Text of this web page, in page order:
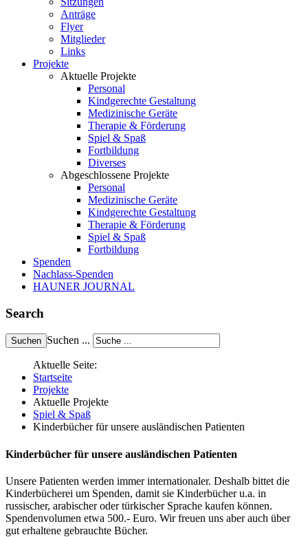
Anträge
Flyer
Mitglieder
Links
Projekte
Aktuelle Projekte
Personal
Kindgerechte Gestaltung
Medizinische Geräte
Therapie & Förderung
Spiel & Spaß
Fortbildung
Diverses
Abgeschlossene Projekte
Personal
Medizinische Geräte
Kindgerechte Gestaltung
Therapie & Förderung
Spiel & Spaß
Fortbildung
Spenden
Nachlass-Spenden
HAUNER JOURNAL
Search
Suchen ...
Aktuelle Seite:
Startseite
Projekte
Aktuelle Projekte
Spiel & Spaß
Kinderbücher für unsere ausländischen Patienten
Kinderbücher für unsere ausländischen Patienten
Unsere Patienten werden immer internationaler. Deshalb bittet die
Kinderbücherei um Spenden, damit sie Kinderbücher u.a. in
russischer, arabischer oder türkischer Sprache kaufen können.
Spendenvolumen etwa 500.- Euro. Wir freuen uns aber auch über
gut erhaltene gebrauchte Bücher.